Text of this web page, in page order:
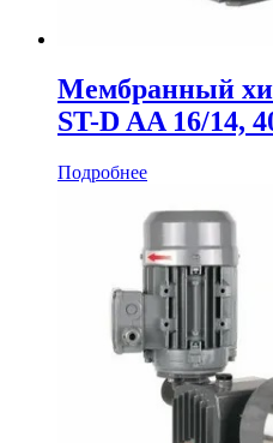
Мембранный
ST-D AA 16/14,
Подробнее